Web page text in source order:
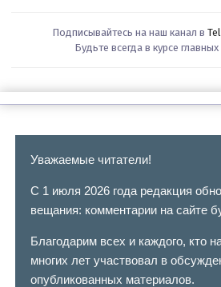
Подписывайтесь на наш канал в
Будьте всегда в курсе
Уважаемые читатели!
С 1 июля 2026 года редакция
вещания: комментарии на сайте
Благодарим всех и каждого, кто
многих лет участвовал в
опубликованных материалов.